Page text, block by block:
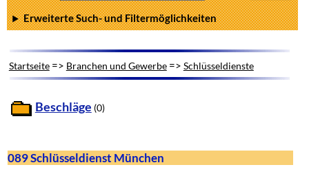
Erweiterte Such- und Filtermöglichkeiten
Startseite=> Branchen und Gewerbe=> Schlüsseldienste
Beschläge (0)
089 Schlüsseldienst München